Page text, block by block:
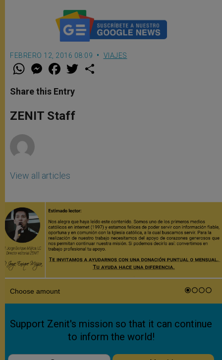
FEBRERO 12, 2016 08:09 VIAJES
W
t
s
p
p
M
e
s
e
g
e
F
a
e
b
o
k
w
Share this Entry
ZENIT Staff
View all articles